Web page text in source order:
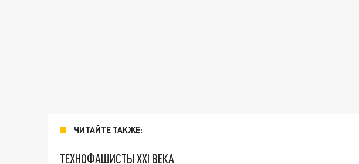
ЧИТАЙТЕ ТАКЖЕ:
ТЕХНОФАШИСТЫ XXI ВЕКА